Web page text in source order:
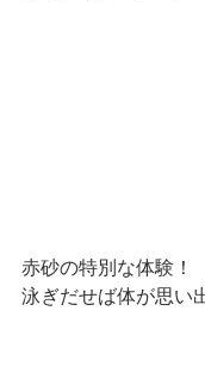
赤砂の特別な体験！
泳ぎだせば体が思い